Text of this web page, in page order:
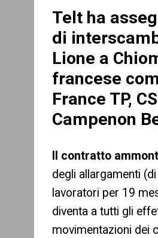
Telt ha
di
Lione a
francese
France TP,
Campenon
Il contratto
degli allargamenti
lavoratori per 19
diventa a tutti gli
movimentazioni dei